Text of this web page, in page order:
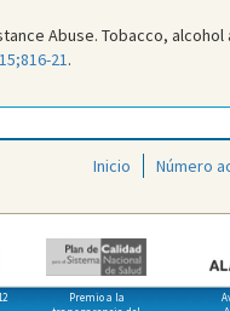
Abuse. Tobacco,
21.
Inicio Número
Premio a la